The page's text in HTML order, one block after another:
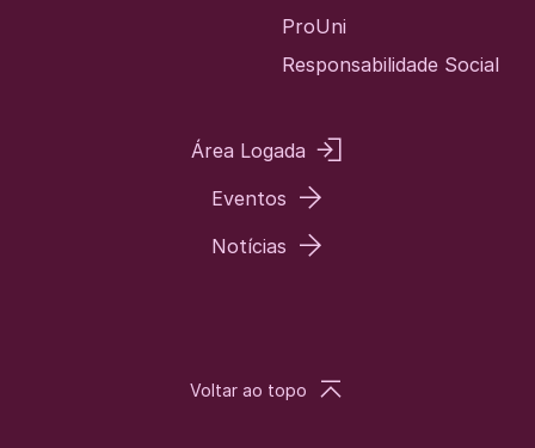
ProUni
Responsabilidade Social
Área Logada
Eventos
Notícias
Voltar ao topo